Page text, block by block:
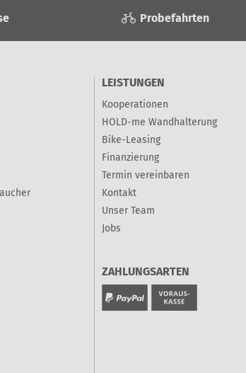
Probefahrten
LEISTUNGEN
Kooperationen
HOLD-me Wandhalterung
Bike-Leasing
Finanzierung
Termin vereinbaren
Kontakt
Unser Team
Jobs
ZAHLUNGSARTEN